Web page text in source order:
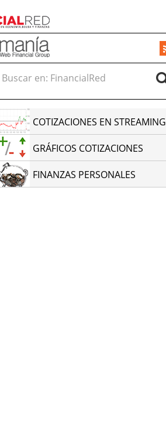
Buscar en:
COTIZACIONES EN STREAMING
GRÁFICOS COTIZACIONES
FINANZAS PERSONALES